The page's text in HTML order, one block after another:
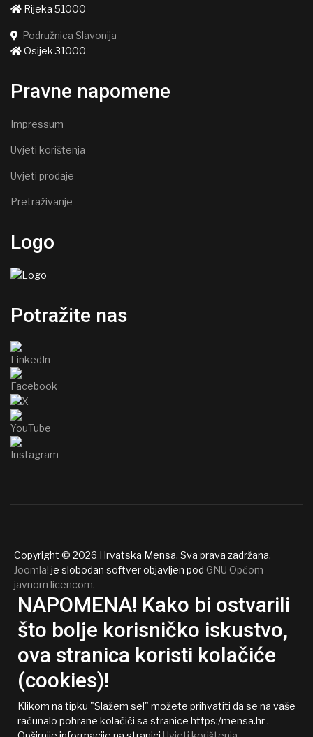
Rijeka 51000
Podružnica Slavonija
Osijek 31000
Pravne napomene
Impressum
Uvjeti korištenja
Uvjeti prodaje
Pretraživanje
Logo
Potražite nas
Copyright © 2026 Hrvatska Mensa. Sva prava zadržana.
Joomla! je slobodan softver objavljen pod GNU Općom
javnom licencom.
NAPOMENA! Kako bi ostvarili
što bolje korisničko iskustvo,
ova stranica koristi kolačiće
(cookies)!
Klikom na tipku "Slažem se!" možete prihvatiti da se na vaše
računalo pohrane kolačići sa stranice https:/mensa.hr .